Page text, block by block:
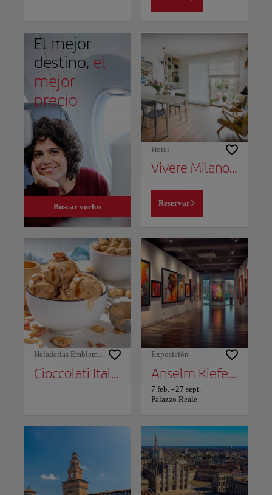
El mejor
destino, el
mejor
precio
Buscar vuelos
Hotel
Vivere Milano Isola
Reservar
Heladerías Emblemáticas
Cioccolati Italiani
Exposición
Anselm Kiefer: Los Alquimistas
7 feb. - 27 sept.
Palazzo Reale